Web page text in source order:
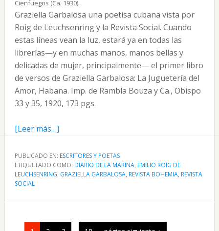
Cienfuegos (Ca. 1930).
Graziella Garbalosa una poetisa cubana vista por
Roig de Leuchsenring y la Revista Social. Cuando
estas líneas vean la luz, estará ya en todas las
librerías—y en muchas manos, manos bellas y
delicadas de mujer, principalmente— el primer libro
de versos de Graziella Garbalosa: La Juguetería del
Amor, Habana. Imp. de Rambla Bouza y Ca., Obispo
33 y 35, 1920, 173 pgs.
[Leer más…]acerca
Graziella
Garbalosa
novelista
poetisa
PUBLICADO EN: ESCRITORES Y POETAS
ETIQUETADO COMO: DIARIO DE LA MARINA, EMILIO ROIG DE
LEUCHSENRING, GRAZIELLA GARBALOSA, REVISTA BOHEMIA, REVISTA
SOCIAL
Páginas